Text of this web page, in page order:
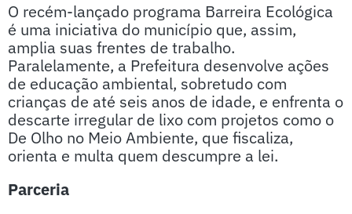
O recém-lançado programa Barreira Ecológica
é uma iniciativa do município que, assim,
amplia suas frentes de trabalho.
Paralelamente, a Prefeitura desenvolve ações
de educação ambiental, sobretudo com
crianças de até seis anos de idade, e enfrenta o
descarte irregular de lixo com projetos como o
De Olho no Meio Ambiente, que fiscaliza,
orienta e multa quem descumpre a lei.
Parceria